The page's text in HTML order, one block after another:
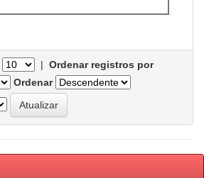
| Ordenar registros por
Ordenar